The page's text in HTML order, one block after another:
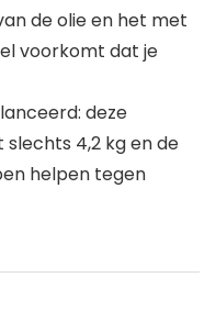
de olie en het met
voorkomt dat je
deze
4,2 kg en de
helpen tegen